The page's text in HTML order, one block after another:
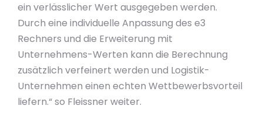
ein verlässlicher Wert ausgegeben werden.
Durch eine individuelle Anpassung des e3
Rechners und die Erweiterung mit
Unternehmens-Werten kann die Berechnung
zusätzlich verfeinert werden und Logistik-
Unternehmen einen echten Wettbewerbsvorteil
liefern.“ so Fleissner weiter.